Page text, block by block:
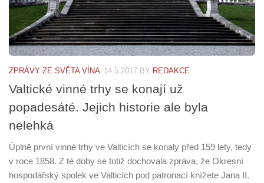
ZPRÁVY ZE SVĚTA VÍNA 14.5.2017 BY REDAKCE
Valtické vinné trhy se konají už
popadesáté. Jejich historie ale byla
nelehká
Úplně první vinné trhy ve Valticích se konaly před 159 lety, tedy
v roce 1858. Z té doby se totiž dochovala zpráva, že Okresní
hospodářský spolek ve Valticích pod patronací knížete Jana II.